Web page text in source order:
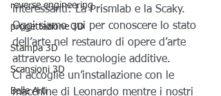
reverse engineering
progettazione 3D
Stampa 3D
Scansioni 3D
Belle Arti
interessanti: La Prismlab e la Scaky.
Oggi siamo qui per conoscere lo stato
dell’arte nel restauro di opere d’arte
attraverso le tecnologie additive.
Ci accoglie un’installazione con le
macchine di Leonardo mentre i nostri